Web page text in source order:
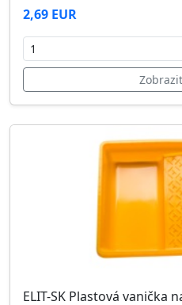
2,69 EUR
ELIT-SK Plastová vanička